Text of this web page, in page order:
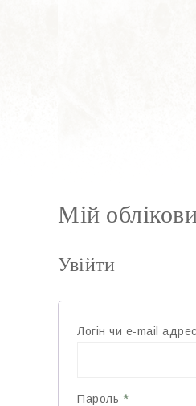
Мій
Увійти
Логін чи e-mail
Пароль *